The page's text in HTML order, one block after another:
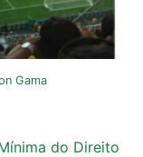
Gama
do Direito